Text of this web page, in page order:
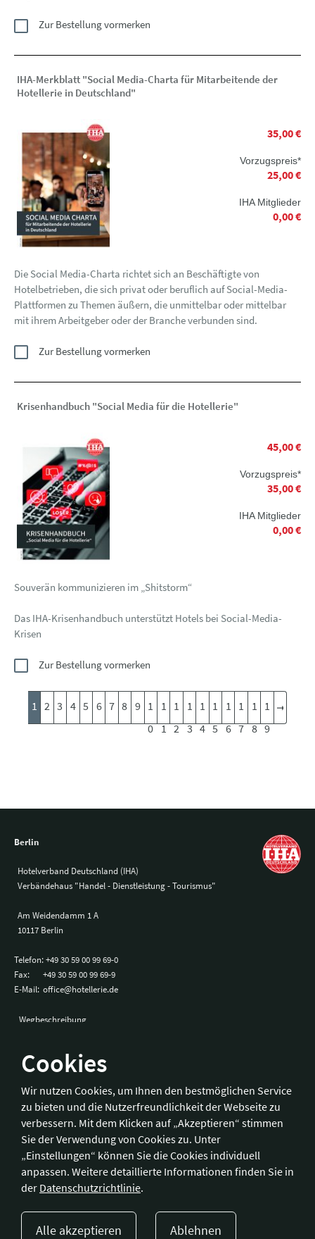
Cookies
Wir nutzen Cookies, um Ihnen den bestmöglichen Service
zu bieten und die Nutzerfreundlichkeit der Webseite zu
verbessern. Mit dem Klicken auf „Akzeptieren“ stimmen
Sie der Verwendung von Cookies zu. Unter
„Einstellungen“ können Sie die Cookies individuell
anpassen. Weitere detaillierte Informationen finden Sie in
der Datenschutzrichtlinie.
Alle akzeptieren Ablehnen
Zur Bestellung vormerken
IHA-Merkblatt "Social Media-Charta für Mitarbeitende der
Hotellerie in Deutschland"
35,00 €
Vorzugspreis*
25,00 €
IHA Mitglieder
0,00 €
Die Social Media-Charta richtet sich an Beschäftigte von
Hotelbetrieben, die sich privat oder beruflich auf Social-Media-
Plattformen zu Themen äußern, die unmittelbar oder mittelbar
mit ihrem Arbeitgeber oder der Branche verbunden sind.
Zur Bestellung vormerken
Krisenhandbuch "Social Media für die Hotellerie"
45,00 €
Vorzugspreis*
35,00 €
IHA Mitglieder
0,00 €
Souverän kommunizieren im „Shitstorm“
Das IHA-Krisenhandbuch unterstützt Hotels bei Social-Media-
Krisen
Zur Bestellung vormerken
1 2 3 4 5 6 7 8 9 1
0
1
1
1
2
1
3
1
4
1
5
1
6
1
7
1
8
1
9
Berlin
Hotelverband Deutschland (IHA)
Verbändehaus "Handel - Dienstleistung - Tourismus"
Am Weidendamm 1 A
10117 Berlin
Telefon:+49 30 59 00 99 69-0
Fax:
+49 30 59 00 99 69-9
E-Mail: office@hotellerie.de
Wegbeschreibung
Hotelverband Deutschland (IHA) / IHA-Service GmbH
Kronprinzenstraße 37
53173 Bonn
Telefon:
Fax:
+49 228 92 39 29-9
E-Mail:bonn@hotellerie.de